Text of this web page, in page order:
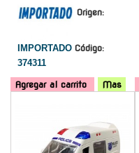
Origen:
IMPORTADO Código:
374311
Agregar al carrito Mas